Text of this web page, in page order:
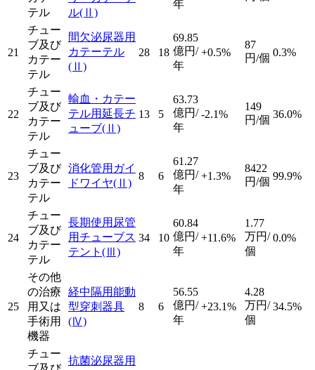
テル
ル(Ⅱ)
年
21
チュー
ブ及び
カテー
テル
間欠泌尿器用
カテーテル
(Ⅱ)
28 18
69.85
億円/
年
+0.5%
87
円/個 0.3%
22
チュー
ブ及び
カテー
テル
輸血・カテー
テル用延長チ
ューブ(Ⅱ)
13 5
63.73
億円/
年
-2.1%
149
円/個 36.0%
23
チュー
ブ及び
カテー
テル
消化管用ガイ
ドワイヤ(Ⅱ)
8 6
61.27
億円/
年
+1.3%
8422
円/個 99.9%
24
チュー
ブ及び
カテー
テル
長期使用尿管
用チューブス
テント (Ⅲ)
34 10
60.84
億円/
年
+11.6%
1.77
万円/
個
0.0%
25
その他
の治療
用又は
手術用
機器
経中隔用能動
型穿刺器具
(Ⅳ)
8 6
56.55
億円/
年
+23.1%
4.28
万円/
個
34.5%
チュー
抗菌泌尿器用